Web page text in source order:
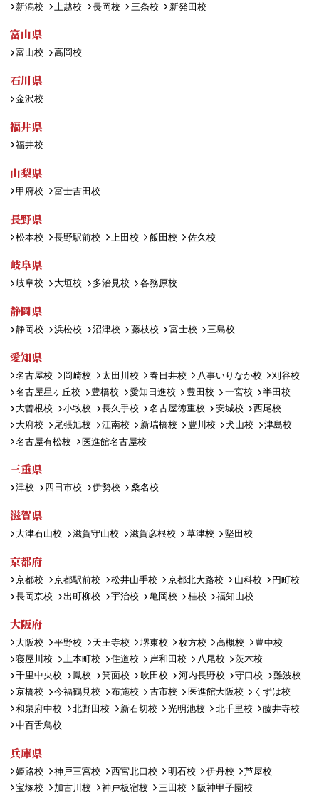
新潟校 上越校 長岡校 三条校 新発田校
富山県
富山校 高岡校
石川県
金沢校
福井県
福井校
山梨県
甲府校 富士吉田校
長野県
松本校 長野駅前校 上田校 飯田校 佐久校
岐阜県
岐阜校 大垣校 多治見校 各務原校
静岡県
静岡校 浜松校 沼津校 藤枝校 富士校 三島校
愛知県
名古屋校 岡崎校 太田川校 春日井校 八事いりなか校
刈谷校
名古屋星ヶ丘校
豊橋校 愛知日進校 豊田校 一宮校
半田校
大曽根校
小牧校 長久手校 名古屋徳重校 安城校
西尾校
大府校
尾張旭校 江南校 新瑞橋校 豊川校 犬山校
津島校
名古屋有松校
医進館名古屋校
三重県
津校 四日市校 伊勢校 桑名校
滋賀県
大津石山校 滋賀守山校 滋賀彦根校 草津校 堅田校
京都府
京都校 京都駅前校 松井山手校 京都北大路校 山科校
円町校
長岡京校
出町柳校 宇治校 亀岡校 桂校 福知山校
大阪府
大阪校 平野校 天王寺校 堺東校 枚方校 高槻校
豊中校
寝屋川校
上本町校 住道校 岸和田校 八尾校
茨木校
千里中央校
鳳校 箕面校 吹田校 河内長野校 守口校
難波校
京橋校
今福鶴見校 布施校 古市校 医進館大阪校
くずは校
和泉府中校
北野田校 新石切校 光明池校 北千里校
藤井寺校
中百舌鳥校
兵庫県
姫路校 神戸三宮校 西宮北口校 明石校 伊丹校
芦屋校
宝塚校
加古川校 神戸板宿校 三田校
阪神甲子園校